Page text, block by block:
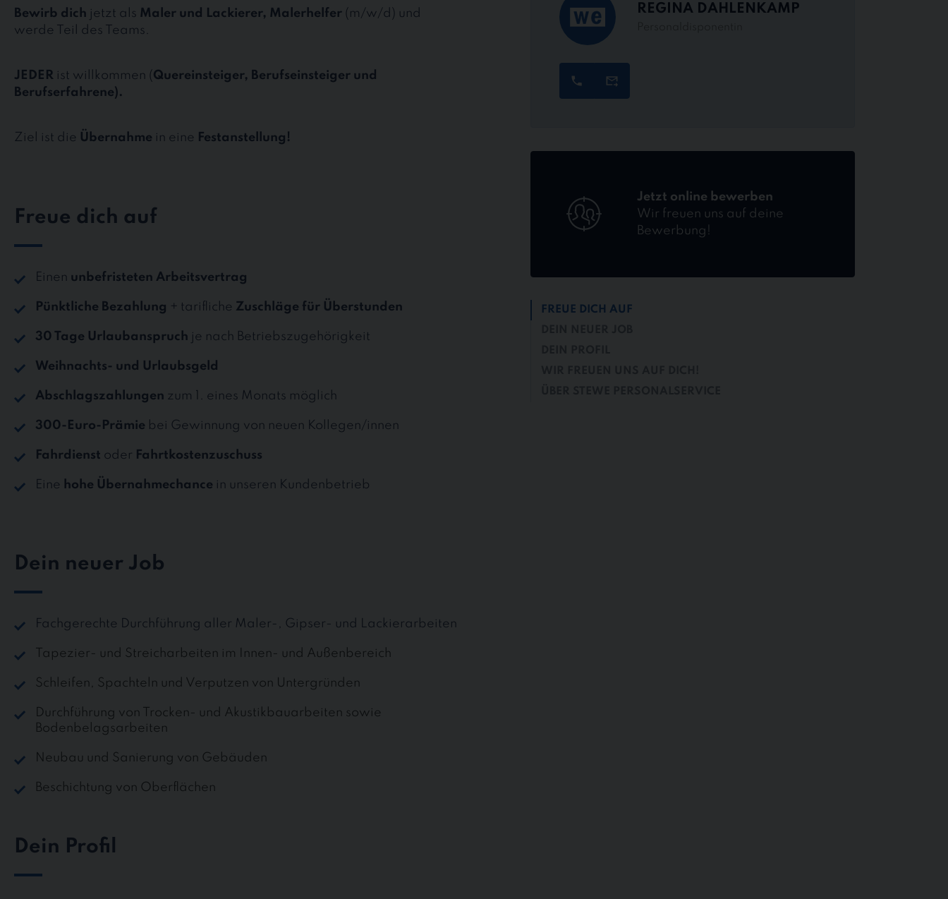
Bewirb dich jetzt als Maler und Lackierer, Malerhelfer (m/w/d) und
werde Teil des Teams.
JEDER ist willkommen ( Quereinsteiger, Berufseinsteiger und
Berufserfahrene).
Ziel ist die Übernahme in eine Festanstellung!
Freue dich auf
Einen unbefristeten Arbeitsvertrag
Pünktliche Bezahlung + tarifliche Zuschläge für Überstunden
30 Tage Urlaubanspruch je nach Betriebszugehörigkeit
Weihnachts- und Urlaubsgeld
Abschlagszahlungen zum 1. eines Monats möglich
300-Euro-Prämie bei Gewinnung von neuen Kollegen/innen
Fahrdienst oder Fahrtkostenzuschuss
Eine hohe Übernahmechance in unseren Kundenbetrieb
Dein neuer Job
Fachgerechte Durchführung aller Maler-, Gipser- und Lackierarbeiten
Tapezier- und Streicharbeiten im Innen- und Außenbereich
Schleifen, Spachteln und Verputzen von Untergründen
Durchführung von Trocken- und Akustikbauarbeiten sowie
Bodenbelagsarbeiten
Neubau und Sanierung von Gebäuden
Beschichtung von Oberflächen
Dein Profil
REGINA DAHLENKAMP
Jetzt online bewerben
Wir freuen uns auf deine
Bewerbung!
FREUE DICH AUF